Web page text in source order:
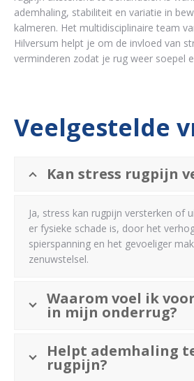
ademhaling, stabiliteit en variatie in
kalmeren. Het multidisciplinaire team
Hilversum helpt je om de invloed van
verminderen zodat je rug weer soepel
Veelgestelde
Kan stress rugpijn
Ja, stress kan rugpijn versterken of
er fysieke schade is, door het
spierspanning en het gevoeliger
zenuwstelsel.
Waarom voel ik
in mijn onderrug?
Helpt ademhaling
rugpijn?